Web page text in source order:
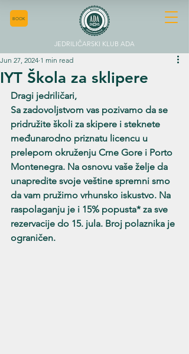
BOOK
JEDRILIČARSKI KLUB ADA
IYT Škola za sklipere
Jun 27, 2024 1 min read
Dragi jedriličari,
Sa zadovoljstvom vas pozivamo da se
pridružite školi za skipere i steknete
međunarodno priznatu licencu u
prelepom okruženju Crne Gore i Porto
Montenegra. Na osnovu vaše želje da
unapredite svoje veštine spremni smo
da vam pružimo vrhunsko iskustvo. Na
raspolaganju je i 15% popusta* za sve
rezervacije do 15. jula. Broj polaznika je
ograničen.